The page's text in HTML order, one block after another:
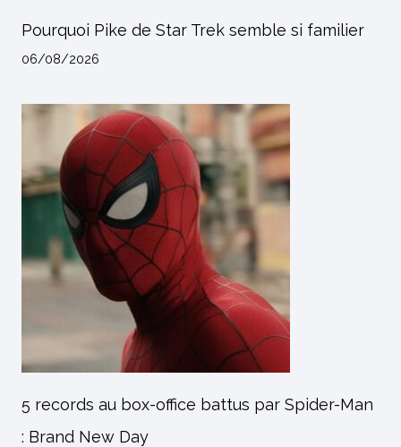
Pourquoi Pike de Star Trek semble si familier
06/08/2026
5 records au box-office battus par Spider-Man
: Brand New Day